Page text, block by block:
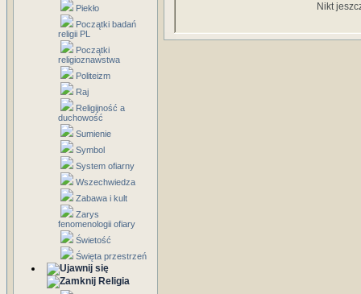
Piekło
Początki badań
religii PL
Początki
religioznawstwa
Politeizm
Raj
Religijność a
duchowość
Sumienie
Symbol
System ofiarny
Wszechwiedza
Zabawa i kult
Zarys
fenomenologii ofiary
Świetość
Święta przestrzeń
Religia
Nikt